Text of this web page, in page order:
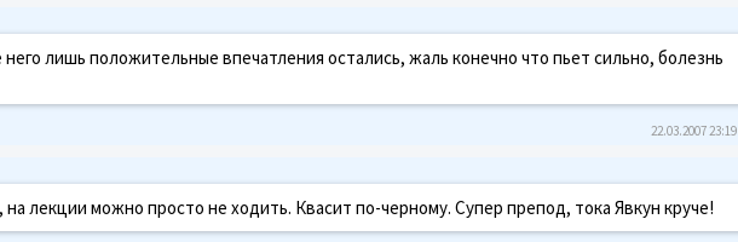
лишь положительные впечатления остались, жаль конечно что пьет сильно, болезнь
22.03.2007 23:19
лекции можно просто не ходить. Квасит по-черному. Супер препод, тока Явкун круче!